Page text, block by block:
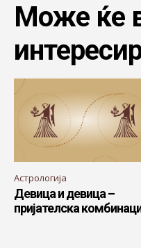
Може ќе
Астрологија
Девица и девица –
пријателска